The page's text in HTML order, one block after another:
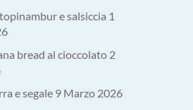
e salsiccia 1
bread al cioccolato 2
e segale 9 Marzo 2026